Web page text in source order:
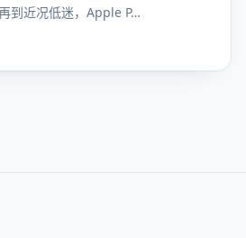
到近况低迷，Apple P…